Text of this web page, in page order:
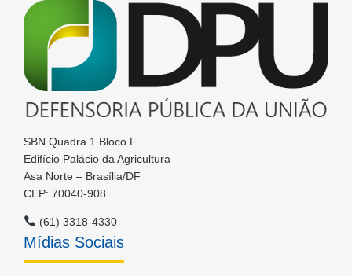
SBN Quadra 1 Bloco F
Edifício Palácio da Agricultura
Asa Norte – Brasília/DF
CEP: 70040-908
(61) 3318-4330
Mídias Sociais